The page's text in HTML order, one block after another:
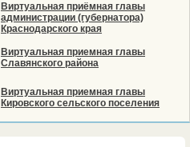
Виртуальная приёмная главы
администрации (губернатора)
Краснодарского края
Виртуальная приемная главы
Славянского района
Виртуальная приемная главы
Кировского сельского поселения